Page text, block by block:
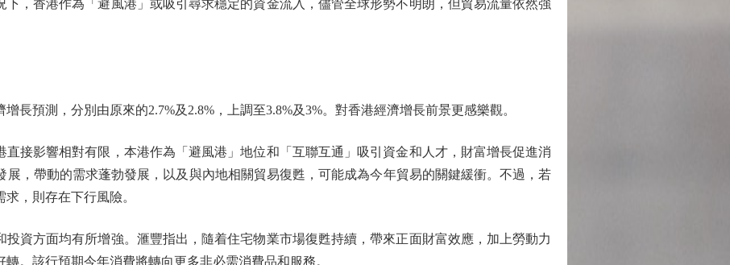
香港作為「避風港」或吸引尋求穩定的資金流入，儘管全球形勢不明朗，但貿易流量依然強
預測，分別由原來的2.7%及2.8%，上調至3.8%及3%。對香港經濟增長前景更感樂觀。
影響相對有限，本港作為「避風港」地位和「互聯互通」吸引資金和人才，財富增長促進消
展，帶動的需求蓬勃發展，以及與內地相關貿易復甦，可能成為今年貿易的關鍵緩衝。不過，若
，則存在下行風險。
方面均有所增強。滙豐指出，隨着住宅物業市場復甦持續，帶來正面財富效應，加上勞動力
。該行預期今年消費將轉向更多非必需消費品和服務。